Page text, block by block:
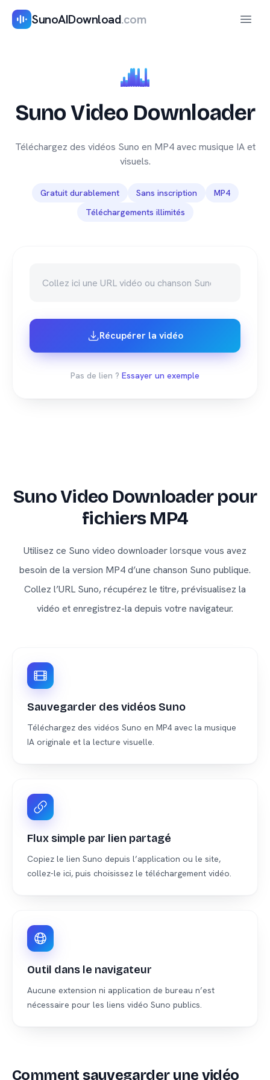
SunoAIDownload.com
Suno Video Downloader
Téléchargez des vidéos Suno en MP4 avec musique IA et
visuels.
Gratuit durablement Sans inscription
MP4
Téléchargements illimités
Récupérer la vidéo
Pas de lien ? Essayer un exemple
Suno Video Downloader pour
fichiers MP4
Utilisez ce Suno video downloader lorsque vous avez
besoin de la version MP4 d’une chanson Suno publique.
Collez l’URL Suno, récupérez le titre, prévisualisez la
vidéo et enregistrez-la depuis votre navigateur.
Sauvegarder des vidéos Suno
Téléchargez des vidéos Suno en MP4 avec la musique
IA originale et la lecture visuelle.
Flux simple par lien partagé
Copiez le lien Suno depuis l’application ou le site,
collez-le ici, puis choisissez le téléchargement vidéo.
Outil dans le navigateur
Aucune extension ni application de bureau n’est
nécessaire pour les liens vidéo Suno publics.
Comment sauvegarder une vidéo